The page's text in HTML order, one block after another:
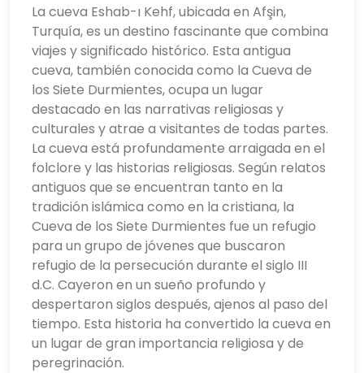
La cueva Eshab-ı Kehf, ubicada en Afşin,
Turquía, es un destino fascinante que combina
viajes y significado histórico. Esta antigua
cueva, también conocida como la Cueva de
los Siete Durmientes, ocupa un lugar
destacado en las narrativas religiosas y
culturales y atrae a visitantes de todas partes.
La cueva está profundamente arraigada en el
folclore y las historias religiosas. Según relatos
antiguos que se encuentran tanto en la
tradición islámica como en la cristiana, la
Cueva de los Siete Durmientes fue un refugio
para un grupo de jóvenes que buscaron
refugio de la persecución durante el siglo III
d.C. Cayeron en un sueño profundo y
despertaron siglos después, ajenos al paso del
tiempo. Esta historia ha convertido la cueva en
un lugar de gran importancia religiosa y de
peregrinación.